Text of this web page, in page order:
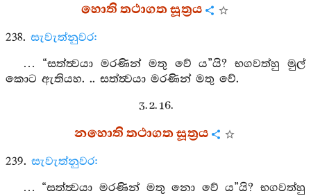
හොති තථාගත සූත්‍රය
238. සැවැත්නුවර:
… “සත්ත්‍වයා මරණින් මතු වේ ය”යි? භගවත්හු මුල්
කොට ඇතියහ. .. සත්ත්‍වයා මරණින් මතු වේ.
3. 2. 16.
නහොති තථාගත සූත්‍රය
239. සැවැත්නුවර:
… “සත්ත්‍වයා මරණින් මතු නො වේ ය”යි? භගවත්හු